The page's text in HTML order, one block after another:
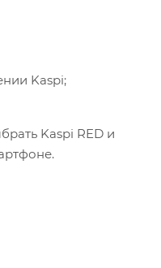
Kaspi;
Kaspi RED и